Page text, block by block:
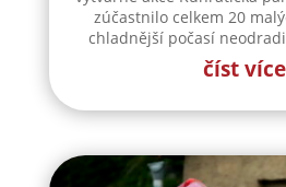
zúčastnilo celkem 20
chladnější počasí
číst více